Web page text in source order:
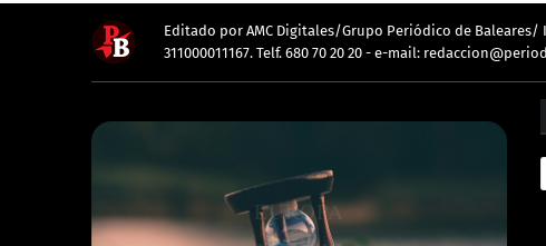
Editado por AMC Digitales/Grupo Periódico de
311000011167. Telf. 680 70 20 20 - e-mail:
EUROPA